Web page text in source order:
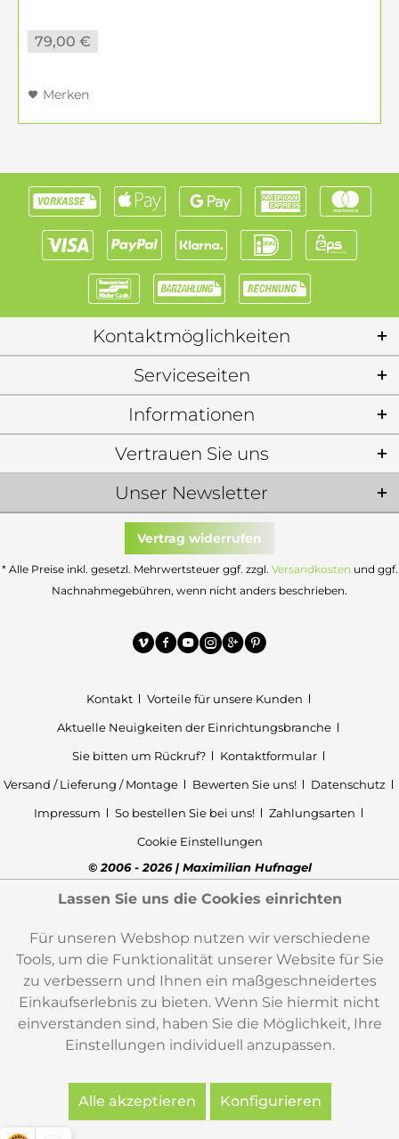
79,00 €
Merken
Kontaktmöglichkeiten
Serviceseiten
Informationen
Unser Newsletter
Vertrauen Sie uns
Vertrag widerrufen
* Alle Preise inkl. gesetzl. Mehrwertsteuer ggf. zzgl. Versandkosten und ggf.
Nachnahmegebühren, wenn nicht anders beschrieben.
Kontakt
Vorteile für unsere Kunden
Aktuelle Neuigkeiten der Einrichtungsbranche
Sie bitten um Rückruf?
Kontaktformular
Versand / Lieferung / Montage
Bewerten Sie uns!
Datenschutz
Impressum
So bestellen Sie bei uns!
Zahlungsarten
Cookie Einstellungen
© 2006 - 2026 | Maximilian Hufnagel
Lassen Sie uns die Cookies einrichten
Für unseren Webshop nutzen wir verschiedene
Tools, um die Funktionalität unserer Website für Sie
zu verbessern und Ihnen ein maßgeschneidertes
Einkaufserlebnis zu bieten. Wenn Sie hiermit nicht
einverstanden sind, haben Sie die Möglichkeit, Ihre
Einstellungen individuell anzupassen.
Alle akzeptieren Konfigurieren